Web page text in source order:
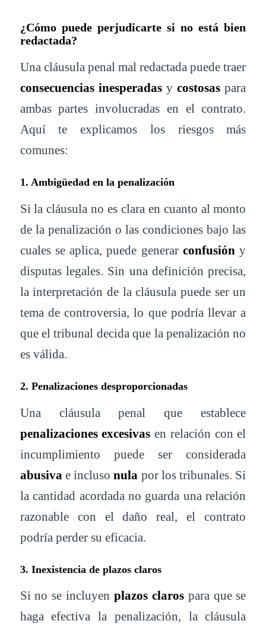
¿Cómo puede perjudicarte si no está bien
redactada?
Una cláusula penal mal redactada puede traer
consecuencias inesperadasycostosas para
ambas partes involucradas en el contrato.
Aquí te explicamos los riesgos más
comunes:
1. Ambigüedad en la penalización
Si la cláusula no es clara en cuanto al monto
de la penalización o las condiciones bajo las
cuales se aplica, puede generarconfusión y
disputas legales. Sin una definición precisa,
la interpretación de la cláusula puede ser un
tema de controversia, lo que podría llevar a
que el tribunal decida que la penalización no
es válida.
2. Penalizaciones desproporcionadas
Una cláusula penal que establece
penalizaciones excesivas en relación con el
incumplimiento puede ser considerada
abusiva e inclusonula por los tribunales. Si
la cantidad acordada no guarda una relación
razonable con el daño real, el contrato
podría perder su eficacia.
3. Inexistencia de plazos claros
Si no se incluyen plazos clarospara que se
haga efectiva la penalización, la cláusula